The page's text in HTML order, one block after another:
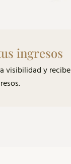
ingresos
visibilidad y recibe